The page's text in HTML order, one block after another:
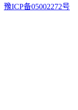
豫ICP备05002272号